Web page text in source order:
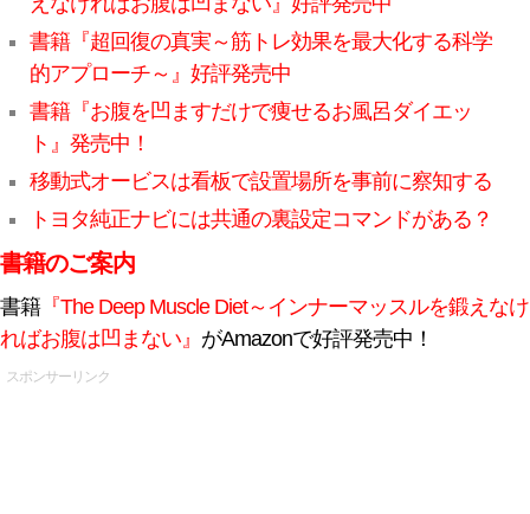
書籍『超回復の真実～筋トレ効果を最大化する科学
的アプローチ～』好評発売中
書籍『お腹を凹ますだけで痩せるお風呂ダイエッ
ト』発売中！
移動式オービスは看板で設置場所を事前に察知する
トヨタ純正ナビには共通の裏設定コマンドがある？
書籍のご案内
書籍『The Deep Muscle Diet～インナーマッスルを鍛えなけ
ればお腹は凹まない』 がAmazonで好評発売中！
スポンサーリンク